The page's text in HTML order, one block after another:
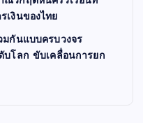
เงินของไทย
มกันแบบครบวงจร
โลก ขับเคลื่อนการยก